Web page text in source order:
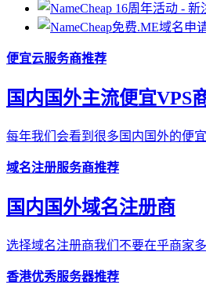
便宜云服务商推荐
国内国外主流便宜VPS
每年我们会看到很多国内国外的便
域名注册服务商推荐
国内国外域名注册商
选择域名注册商我们不要在乎商家
香港优秀服务器推荐